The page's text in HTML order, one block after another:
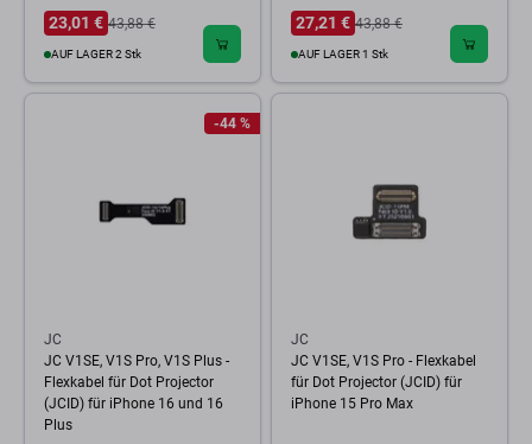
23,01 € 43,88 €
AUF LAGER 2 Stk
27,21 € 43,88 €
AUF LAGER 1 Stk
-44 %
JC
JC V1SE, V1S Pro, V1S Plus -
Flexkabel für Dot Projector
(JCID) für iPhone 16 und 16
Plus
JC
JC V1SE, V1S Pro - Flexkabel
für Dot Projector (JCID) für
iPhone 15 Pro Max